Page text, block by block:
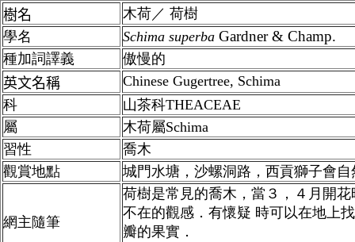
樹名
木荷／ 荷樹
學名
Schima superba Gardner & Champ.
種加詞譯義
傲慢的
英文名稱
Chinese Gugertree, Schima
科
山茶科THEACEAE
屬
木荷屬Schima
習性
喬木
觀賞地點
城門水塘，沙螺洞路，西貢獅子會
網主隨筆
荷樹是常見的喬木，當３，４月開
不在的觀感．有懷疑 時可以在地上
瓣的果實．